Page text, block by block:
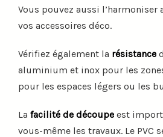
Vous pouvez aussi l’harmoniser
vos accessoires déco.
Vérifiez également la résistance
aluminium et inox pour les
pour les espaces légers ou les
La facilité de découpe est
vous-même les travaux. Le PVC